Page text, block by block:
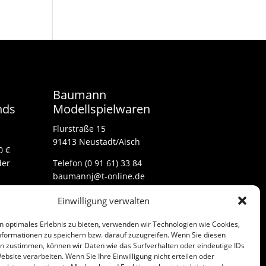
Einwilligung verwalten
optimales Erlebnis zu bieten, verwenden wir Technologien wie Cookies,
zu speichern bzw. darauf zuzugreifen. Wenn Sie diesen
zustimmen, können wir Daten wie das Surfverhalten oder eindeutige IDs
verarbeiten. Wenn Sie Ihre Einwilligung nicht erteilen oder
€
Baumann
Modellspielwaren
Flurstraße 15
91413 Neustadt/Aisch
Telefon (0 91 61) 33 84
baumannj@t-online.de
Kontakt
Impressum